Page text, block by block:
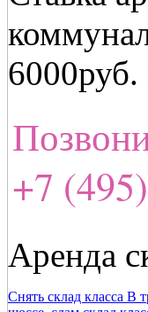
+7
Аренда
Снять склад класса В